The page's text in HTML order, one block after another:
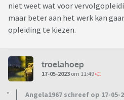
niet weet wat voor
maar beter aan het werk kan
opleiding te kiezen.
troelahoep
17-05-2023 om 11:49
Angela1967 schreef op 17-05-